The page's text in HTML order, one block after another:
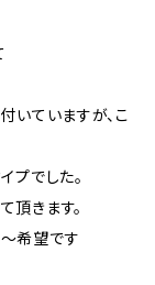
いていますが、こ
プでした。
頂きます。
希望です